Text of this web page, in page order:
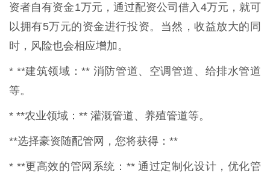
资者自有资金1万元，通过配资公司借入4万元，就可
以拥有5万元的资金进行投资。当然，收益放大的同
时，风险也会相应增加。
* **建筑领域：** 消防管道、空调管道、给排水管道
等。
* **农业领域：** 灌溉管道、养殖管道等。
**选择豪资随配管网，您将获得：**
* **更高效的管网系统：** 通过定制化设计，优化管